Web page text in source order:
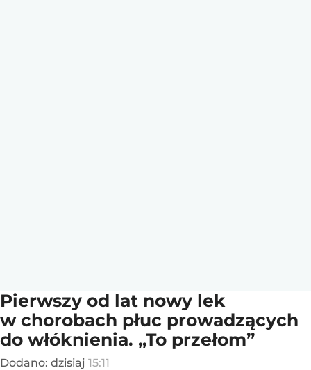
Pierwszy od lat nowy lek
w chorobach płuc prowadzących
do włóknienia. „To przełom”
Dodano: dzisiaj 15:11